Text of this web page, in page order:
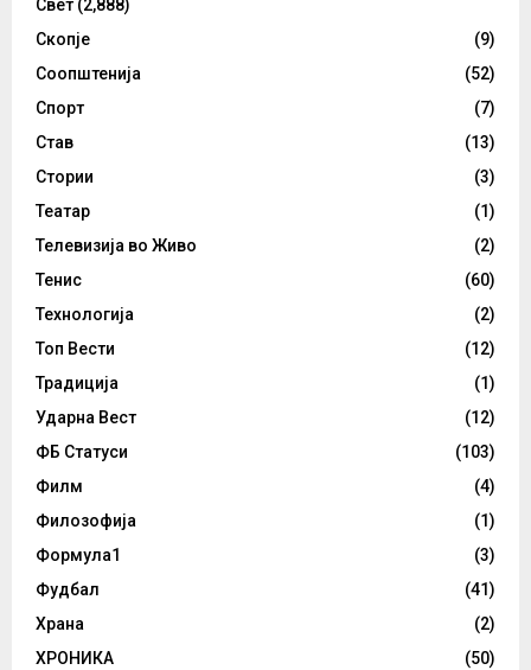
Свет (2,888)
Скопје
(9)
Соопштенија
(52)
Спорт
(7)
Став
(13)
Стории
(3)
Театар
(1)
Телевизија во Живо
(2)
Тенис
(60)
Технологија
(2)
Топ Вести
(12)
Традиција
(1)
Ударна Вест
(12)
ФБ Статуси
(103)
Филм
(4)
Филозофија
(1)
Формула1
(3)
Фудбал
(41)
Храна
(2)
ХРОНИКА
(50)